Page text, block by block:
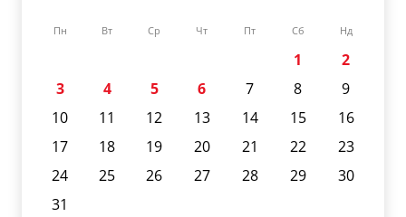
Пн Вт Ср Чт Пт Сб Нд
1
2
3
4 5 6 7 8
9
10
11 12 13 14 15
16
17
18 19 20 21 22
23
24
25 26 27 28 29
30
31